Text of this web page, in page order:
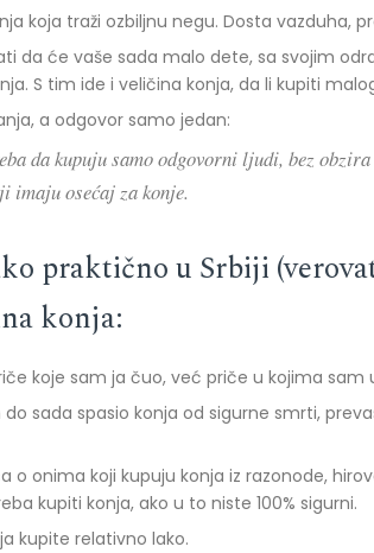
koja traži ozbiljnu negu. Dosta vazduha,
da će vaše sada malo dete, sa svojim
S tim ide i veličina konja, da li kupiti
a odgovor samo jedan:
da kupuju samo odgovorni ljudi, bez
imaju osećaj za konje.
praktično u Srbiji
konja:
koje sam ja čuo, već priče u kojima
do sada spasio konja od sigurne smrti,
o onima koji kupuju konja iz razonode,
kupiti konja, ako u to niste 100% sigurni.
kupite relativno lako.